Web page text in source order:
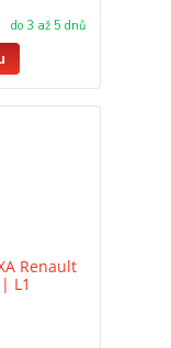
do 3 až 5 dnů